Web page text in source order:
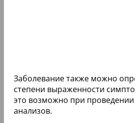
Заболевание также можно
степени выраженности
это возможно при
анализов.